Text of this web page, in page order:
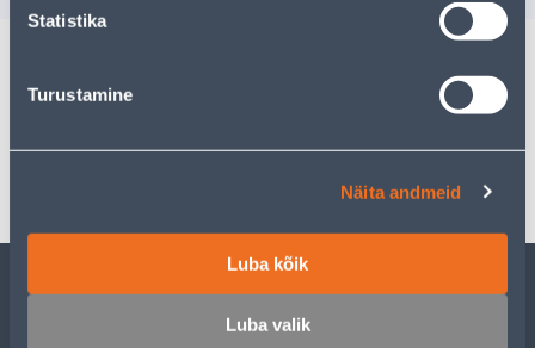
Statistika
Turustamine
Näita andmeid
Luba kõik
Luba valik
Спецификация
ОБСЛУЖИВАНИЕ ЧАСТНЫХ КЛИЕНТОВ